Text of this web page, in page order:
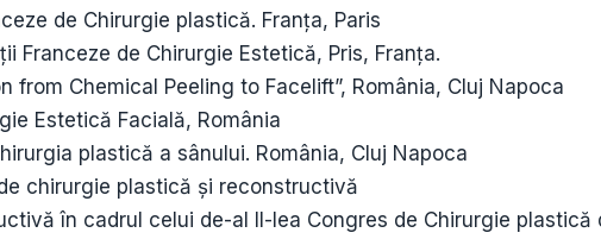
de Chirurgie plastică. Franța, Paris
Franceze de Chirurgie Estetică, Pris, Franța.
from Chemical Peeling to Facelift”, România, Cluj Napoca
Estetică Facială, România
plastică a sânului. România, Cluj Napoca
chirurgie plastică și reconstructivă
în cadrul celui de-al II-lea Congres de Chirurgie plastică